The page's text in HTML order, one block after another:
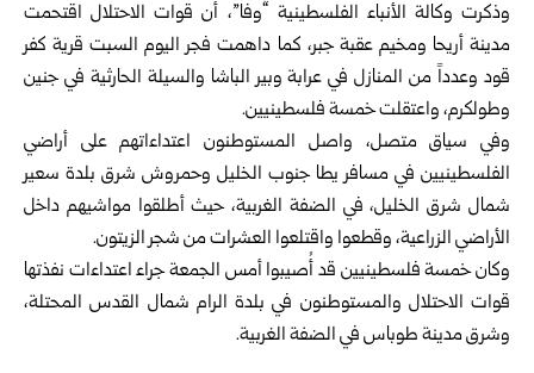
وذكرت وكالة الأنباء الفلسطينية “وفا”، أن قوات الاحتلال اقتحمت
مدينة أريحا ومخيم عقبة جبر، كما داهمت فجر اليوم السبت قرية كفر
قود وعدداً من المنازل في عرابة وبير الباشا والسيلة الحارثية في جنين
وطولكرم، واعتقلت خمسة فلسطينيين.
وفي سياق متصل، واصل المستوطنون اعتداءاتهم على أراضي
الفلسطينيين في مسافر يطا جنوب الخليل وحمروش شرق بلدة سعير
شمال شرق الخليل، في الضفة الغربية، حيث أطلقوا مواشيهم داخل
الأراضي الزراعية، وقطعوا واقتلعوا العشرات من شجر الزيتون.
وكان خمسة فلسطينيين قد أُصيبوا أمس الجمعة جراء اعتداءات نفذتها
قوات الاحتلال والمستوطنون في بلدة الرام شمال القدس المحتلة،
وشرق مدينة طوباس في الضفة الغربية.